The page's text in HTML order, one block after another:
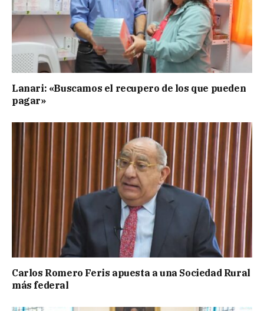
Lanari: «Buscamos el recupero de los que pueden
pagar»
Carlos Romero Feris apuesta a una Sociedad Rural
más federal